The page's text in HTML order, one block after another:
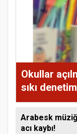
Okullar
sıkı
toplatılacak!
Arabesk
acı kaybı!